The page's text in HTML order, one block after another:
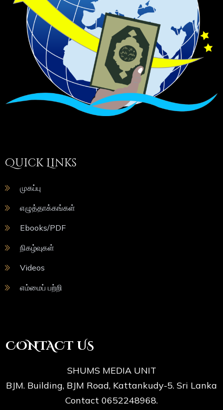
Quick Links
முகப்பு
எழுத்தாக்கங்கள்
Ebooks/PDF
நிகழ்வுகள்
Videos
எம்மைப் பற்றி
CONTACT US
SHUMS MEDIA UNIT
BJM. Building, BJM Road, Kattankudy-5. Sri Lanka
Contact 0652248968.